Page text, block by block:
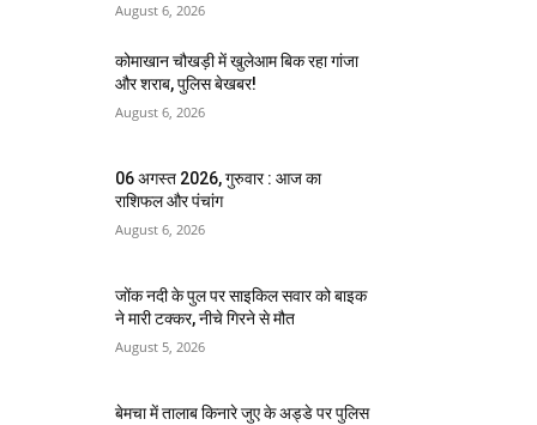
August 6, 2026
कोमाखान चौखड़ी में खुलेआम बिक रहा गांजा
और शराब, पुलिस बेखबर!
August 6, 2026
06 अगस्त 2026, गुरुवार : आज का
राशिफल और पंचांग
August 6, 2026
जोंक नदी के पुल पर साइकिल सवार को बाइक
ने मारी टक्कर, नीचे गिरने से मौत
August 5, 2026
बेमचा में तालाब किनारे जुए के अड्डे पर पुलिस